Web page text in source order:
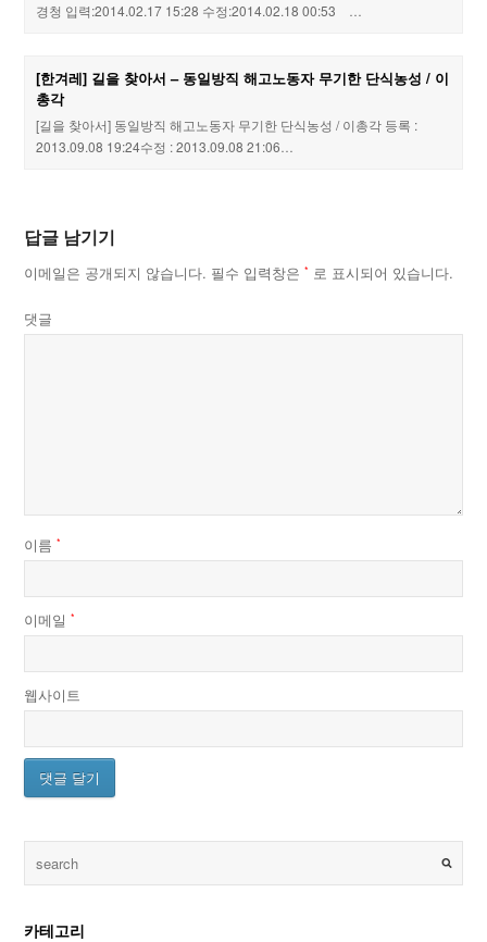
경청 입력:2014.02.17 15:28 수정:2014.02.18 00:53 …
[한겨레] 길을 찾아서 – 동일방직 해고노동자 무기한 단식농성 / 이
총각
[길을 찾아서] 동일방직 해고노동자 무기한 단식농성 / 이총각 등록 :
2013.09.08 19:24수정 : 2013.09.08 21:06…
답글 남기기
이메일은 공개되지 않습니다. 필수 입력창은* 로 표시되어 있습니다.
댓글
이름*
이메일*
웹사이트
카테고리